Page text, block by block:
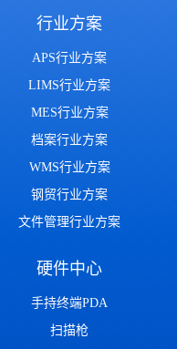
行业方案
APS行业方案
LIMS行业方案
MES行业方案
档案行业方案
WMS行业方案
钢贸行业方案
文件管理行业方案
硬件中心
手持终端PDA
扫描枪